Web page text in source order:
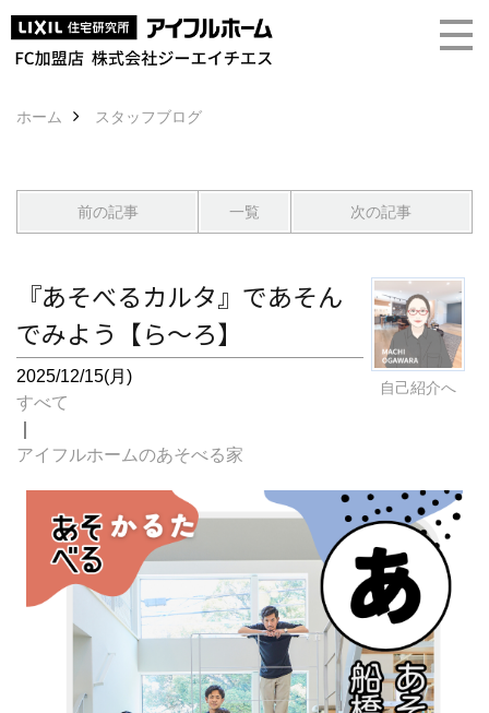
ホーム スタッフブログ
前の記事 一覧 次の記事
自己紹介へ
『あそべるカルタ』であそん
でみよう【ら～ろ】
2025/12/15(月)
すべて
アイフルホームのあそべる家